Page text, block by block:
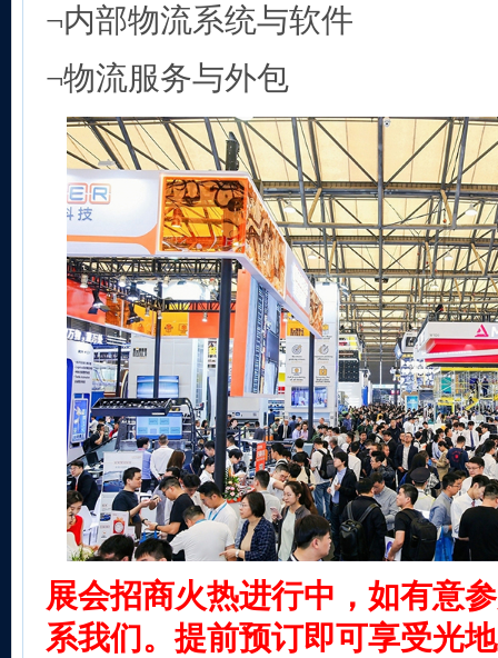
¬内部物流系统与软件
¬物流服务与外包
展会招商火热进行中，如有意
系我们。提前预订即可享受光